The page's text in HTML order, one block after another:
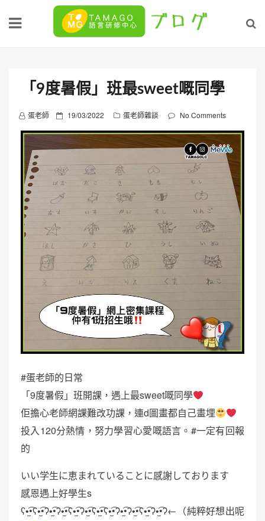
「9度暑假」班最sweet嘅同學
蛋老師
P
o
e
d
o
19/03/2022 蛋老師雜談 No Comments
#蛋老師的日常
「9度暑假」班開課，遇上最sweet嘅同學
佢擔心老師網課難改功課，連d圖畫都自己畫埋
投入120分熱情，努力學習心愛嘅語言。#一定有回報
的
いい学生に恵まれていることに感謝しております
感恩遇上好學生s
ʕ•̫͡•ʕ•̫͡•ʔ•̫͡•ʔ•̫͡•ʕ•̫͡•ʔ•̫͡•ʕ•̫͡•ʕ•̫͡•ʔ•̫͡•ʔ•̫͡•ʕ•̫͡•ʔ•̫͡•ʔ←（純粹好想出呢